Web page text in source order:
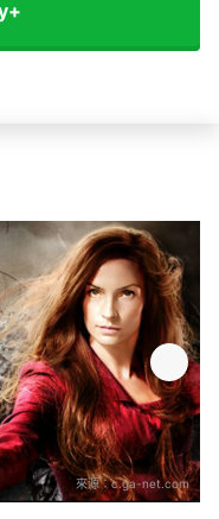
來源：c.ga-net.com